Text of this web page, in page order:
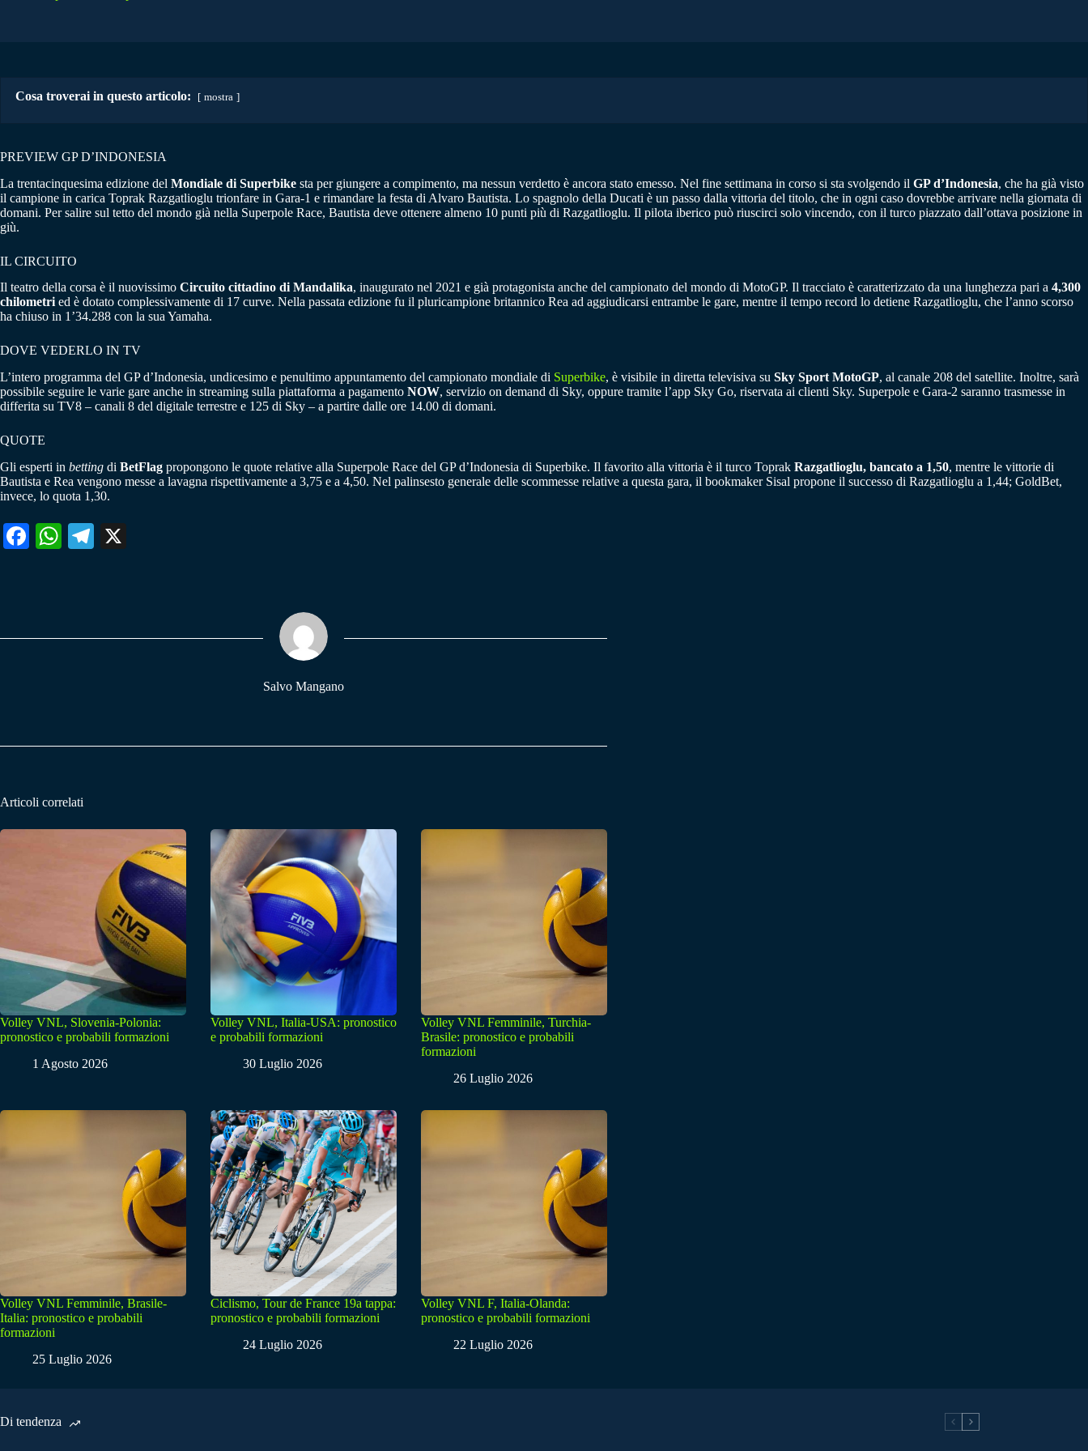
Cosa troverai in questo articolo: mostra
PREVIEW GP D’INDONESIA
La trentacinquesima edizione del Mondiale di Superbike sta per giungere a compimento, ma nessun verdetto è ancora stato emesso. Nel fine settimana in corso si sta svolgendo il GP d’Indonesia, che ha già visto
il campione in carica Toprak Razgatlioglu trionfare in Gara-1 e rimandare la festa di Alvaro Bautista. Lo spagnolo della Ducati è un passo dalla vittoria del titolo, che in ogni caso dovrebbe arrivare nella giornata di
domani. Per salire sul tetto del mondo già nella Superpole Race, Bautista deve ottenere almeno 10 punti più di Razgatlioglu. Il pilota iberico può riuscirci solo vincendo, con il turco piazzato dall’ottava posizione in
giù.
IL CIRCUITO
Il teatro della corsa è il nuovissimo Circuito cittadino di Mandalika, inaugurato nel 2021 e già protagonista anche del campionato del mondo di MotoGP. Il tracciato è caratterizzato da una lunghezza pari a 4,300
chilometried è dotato complessivamente di 17 curve. Nella passata edizione fu il pluricampione britannico Rea ad aggiudicarsi entrambe le gare, mentre il tempo record lo detiene Razgatlioglu, che l’anno scorso
ha chiuso in 1’34.288 con la sua Yamaha.
DOVE VEDERLO IN TV
L’intero programma del GP d’Indonesia, undicesimo e penultimo appuntamento del campionato mondiale di Superbike, è visibile in diretta televisiva su Sky Sport MotoGP, al canale 208 del satellite. Inoltre, sarà
possibile seguire le varie gare anche in streaming sulla piattaforma a pagamento NOW, servizio on demand di Sky, oppure tramite l’app Sky Go, riservata ai clienti Sky. Superpole e Gara-2 saranno trasmesse in
differita su TV8 – canali 8 del digitale terrestre e 125 di Sky – a partire dalle ore 14.00 di domani.
QUOTE
Gli esperti in betting di BetFlag propongono le quote relative alla Superpole Race del GP d’Indonesia di Superbike. Il favorito alla vittoria è il turco Toprak Razgatlioglu, bancato a 1,50, mentre le vittorie di
Bautista e Rea vengono messe a lavagna rispettivamente a 3,75 e a 4,50. Nel palinsesto generale delle scommesse relative a questa gara, il bookmaker Sisal propone il successo di Razgatlioglu a 1,44; GoldBet,
invece, lo quota 1,30.
Fa W
pp
Te
m
Salvo Mangano
Articoli correlati
Volley VNL, Slovenia-Polonia:
pronostico e probabili formazioni
1 Agosto 2026
Volley VNL, Italia-USA: pronostico
e probabili formazioni
30 Luglio 2026
Volley VNL Femminile, Turchia-
Brasile: pronostico e probabili
formazioni
26 Luglio 2026
Volley VNL Femminile, Brasile-
Italia: pronostico e probabili
formazioni
25 Luglio 2026
Ciclismo, Tour de France 19a tappa:
pronostico e probabili formazioni
24 Luglio 2026
Volley VNL F, Italia-Olanda:
pronostico e probabili formazioni
22 Luglio 2026
Di tendenza